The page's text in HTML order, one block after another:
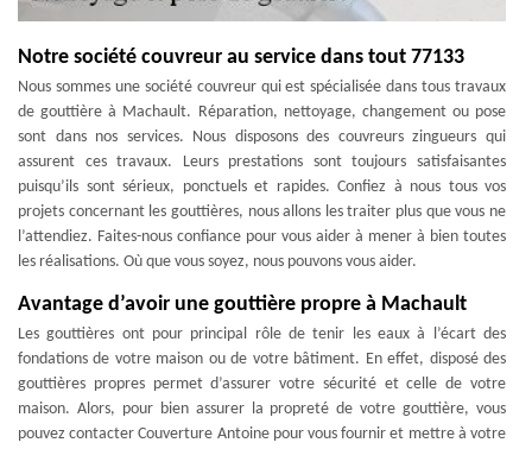
Notre société couvreur au service dans tout 77133
Nous sommes une société couvreur qui est spécialisée dans tous travaux
de gouttière à Machault. Réparation, nettoyage, changement ou pose
sont dans nos services. Nous disposons des couvreurs zingueurs qui
assurent ces travaux. Leurs prestations sont toujours satisfaisantes
puisqu’ils sont sérieux, ponctuels et rapides. Confiez à nous tous vos
projets concernant les gouttières, nous allons les traiter plus que vous ne
l’attendiez. Faites-nous confiance pour vous aider à mener à bien toutes
les réalisations. Où que vous soyez, nous pouvons vous aider.
Avantage d’avoir une gouttière propre à Machault
Les gouttières ont pour principal rôle de tenir les eaux à l’écart des
fondations de votre maison ou de votre bâtiment. En effet, disposé des
gouttières propres permet d’assurer votre sécurité et celle de votre
maison. Alors, pour bien assurer la propreté de votre gouttière, vous
pouvez contacter Couverture Antoine pour vous fournir et mettre à votre